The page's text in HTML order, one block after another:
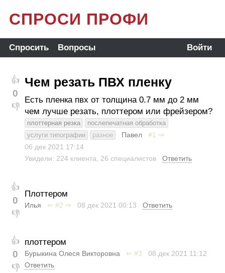
СПРОСИ ПРОФИ
Спросить Вопросы Войти
👍
0
👎
Чем резать ПВХ пленку
Есть пленка пвх от толщина 0.7 мм до 2 мм
чем лучше резать, плоттером или фрейзером?
плоттерная резка
послепечатная обработка
услуги типографии
разное Павел #1 ⇒
06 дек 2021 17:14
Увидели: 224 клиента, 26 специалистов
Ответить
👍
0
👎
Плоттером
Илья ⇐ #2 ⇒ 08 дек 2021 00:13 Ответить
👍
0
👎
плоттером
Бурыкина Олеся Викторовна ⇐ #3 08 дек 2021 11:12
Ответить